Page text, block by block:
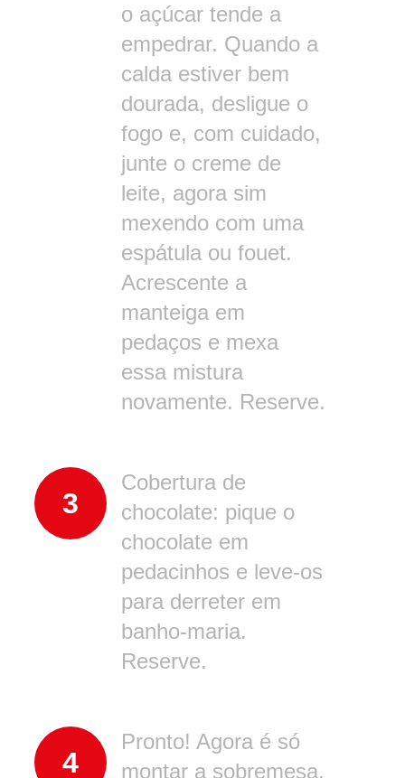
o açúcar tende a
empedrar. Quando a
calda estiver bem
dourada, desligue o
fogo e, com cuidado,
junte o creme de
leite, agora sim
mexendo com uma
espátula ou fouet.
Acrescente a
manteiga em
pedaços e mexa
essa mistura
novamente. Reserve.
3
Cobertura de
chocolate: pique o
chocolate em
pedacinhos e leve-os
para derreter em
banho-maria.
Reserve.
4
Pronto! Agora é só
montar a sobremesa,